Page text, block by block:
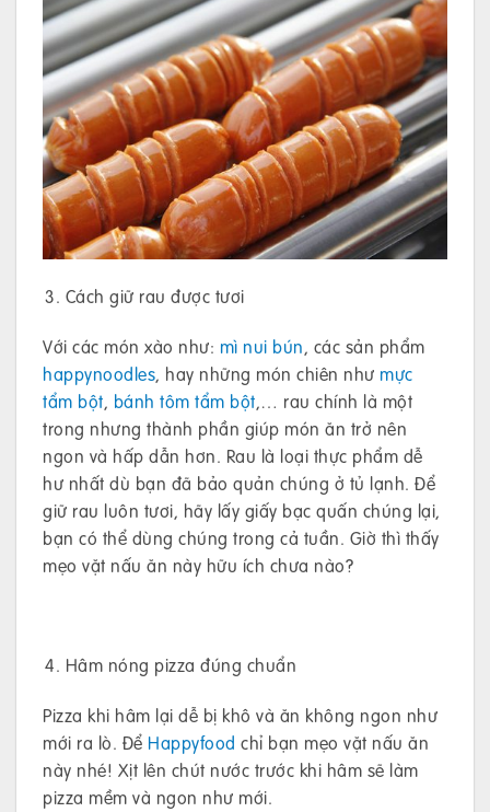
Cách giữ rau được tươi
Với các món xào như: mì nui bún, các sản phẩm
happynoodles, hay những món chiên như mực
tẩm bột, bánh tôm tẩm bột,… rau chính là một
trong nhưng thành phần giúp món ăn trở nên
ngon và hấp dẫn hơn. Rau là loại thực phẩm dễ
hư nhất dù bạn đã bảo quản chúng ở tủ lạnh. Để
giữ rau luôn tươi, hãy lấy giấy bạc quấn chúng lại,
bạn có thể dùng chúng trong cả tuần. Giờ thì thấy
mẹo vặt nấu ăn này hữu ích chưa nào?
Hâm nóng pizza đúng chuẩn
Pizza khi hâm lại dễ bị khô và ăn không ngon như
mới ra lò. Để Happyfood chỉ bạn mẹo vặt nấu ăn
này nhé! Xịt lên chút nước trước khi hâm sẽ làm
pizza mềm và ngon như mới.